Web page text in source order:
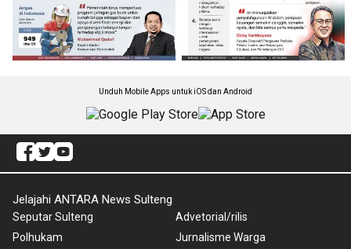
Unduh Mobile Apps untuk iOS dan Android
Jelajahi ANTARA News Sulteng
Seputar Sulteng
Polhukam
Advetorial/rilis
Jurnalisme Warga